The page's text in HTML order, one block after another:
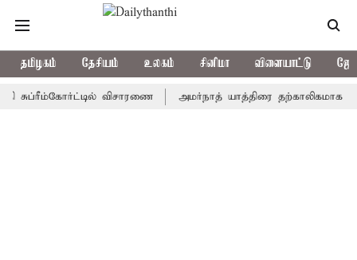
தமிழகம் தேசியம் உலகம் சினிமா விளையாட்டு
விசாரணை அமர்நாத் யாத்திரை தற்காலிகமாக நிறுத்தம்